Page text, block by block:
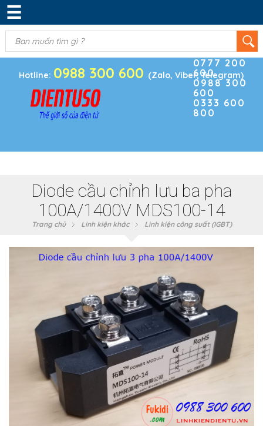
DANH MỤC SẢN PHẨM
KIM KHÍ
ĐIỆN TRỞ & TỤ ĐIỆN
BOARD PHÁT TRIỂN
MODULE CẢM BIẾN
LINH KIỆN KHÁC
☰
Hotline: 0988 300 600 (Zalo, Viber, Telegram)
Điện thoại
0777 200
600
0988 300
600
0333 600
800
(0)
Diode cầu chỉnh lưu ba pha
100A/1400V MDS100-14
Trang chủ Linh kiện khác Linh kiện công suất (IGBT)